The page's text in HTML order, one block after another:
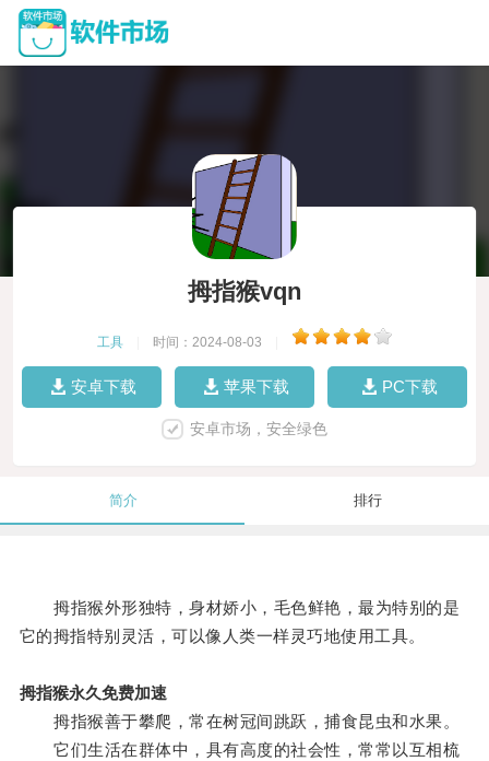
拇指猴vqn
工具 时间：2024-08-03
安卓下载 苹果下载 PC下载
安卓市场，安全绿色
简介 排行
拇指猴外形独特，身材娇小，毛色鲜艳，最为特别的是
它的拇指特别灵活，可以像人类一样灵巧地使用工具。
拇指猴永久免费加速
拇指猴善于攀爬，常在树冠间跳跃，捕食昆虫和水果。
它们生活在群体中，具有高度的社会性，常常以互相梳